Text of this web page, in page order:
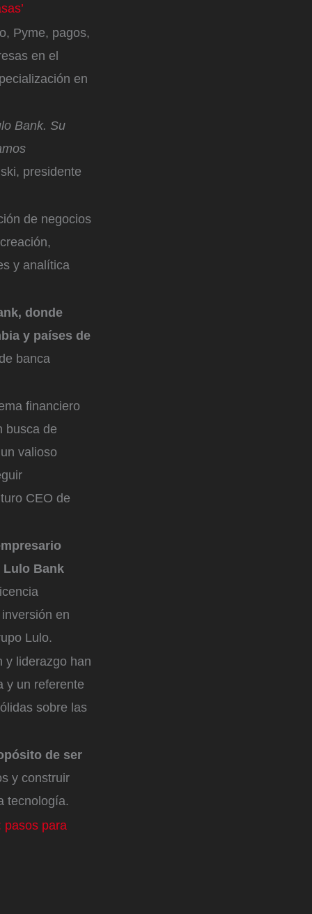
Pyme, pagos,
en el
en
Bank. Su
presidente
de negocios
y analítica
donde
y países de
banca
financiero
busca de
valioso
CEO de
Lulo Bank
en
Lulo.
y liderazgo han
y un referente
sobre las
de ser
y construir
tecnología.
pasos para